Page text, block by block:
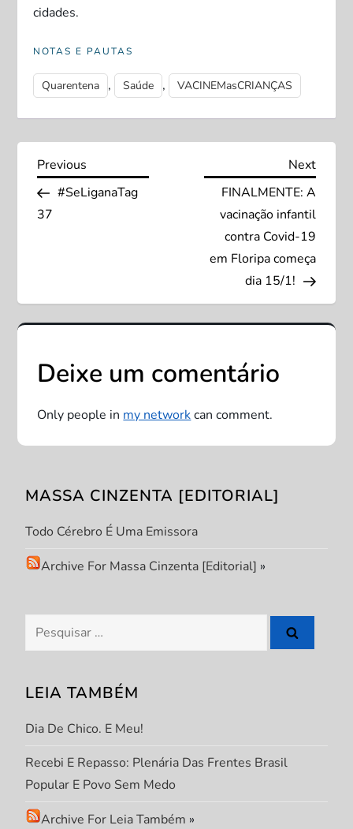
cidades.
NOTAS E PAUTAS
Quarentena , Saúde , VACINEMasCRIANÇAS
N
a
g
a
ç
ã
d
e
P
o
s
t
Previous
Post
Previous
#SeLiganaTag
37
Next
Next
FINALMENTE: A
vacinação infantil
contra Covid-19
em Floripa começa
dia 15/1!
Deixe um comentário
Only people in my networkcan comment.
MASSA CINZENTA [EDITORIAL]
Todo Cérebro É Uma Emissora
Archive For Massa Cinzenta [Editorial] »
Pesquisar
por:
LEIA TAMBÉM
Dia De Chico. E Meu!
Recebi E Repasso: Plenária Das Frentes Brasil
Popular E Povo Sem Medo
Archive For Leia Também »